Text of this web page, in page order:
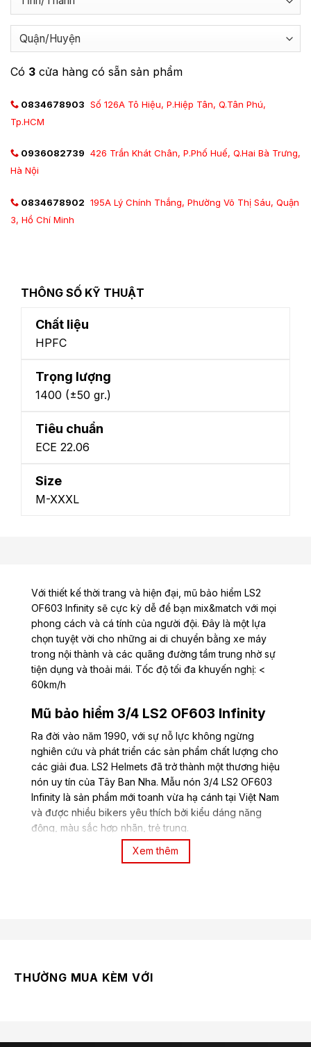
Có 3 cửa hàng có sẵn sản phẩm
0834678903 Số 126A Tô Hiệu, P.Hiệp Tân, Q.Tân Phú,
Tp.HCM
0936082739 426 Trần Khát Chân, P.Phố Huế, Q.Hai Bà Trưng,
Hà Nội
0834678902 195A Lý Chính Thắng, Phường Võ Thị Sáu, Quận
3, Hồ Chí Minh
THÔNG SỐ KỸ THUẬT
Chất liệu
HPFC
Trọng lượng
1400 (±50 gr.)
Tiêu chuẩn
ECE 22.06
Size
M-XXXL
Với thiết kế thời trang và hiện đại, mũ bảo hiểm LS2
OF603 Infinity sẽ cực kỳ dễ để bạn mix&match với mọi
phong cách và cá tính của người đội. Đây là một lựa
chọn tuyệt vời cho những ai di chuyển bằng xe máy
trong nội thành và các quãng đường tầm trung nhờ sự
tiện dụng và thoải mái. Tốc độ tối đa khuyến nghị: <
60km/h
Mũ bảo hiểm 3/4 LS2 OF603 Infinity
Ra đời vào năm 1990, với sự nỗ lực không ngừng
nghiên cứu và phát triển các sản phẩm chất lượng cho
các giải đua. LS2 Helmets đã trở thành một thương hiệu
nón uy tín của Tây Ban Nha. Mẫu nón 3/4 LS2 OF603
Infinity là sản phẩm mới toanh vừa hạ cánh tại Việt Nam
và được nhiều bikers yêu thích bởi kiểu dáng năng
động, màu sắc hợp nhãn, trẻ trung.
Xem thêm
THƯỜNG MUA KÈM VỚI